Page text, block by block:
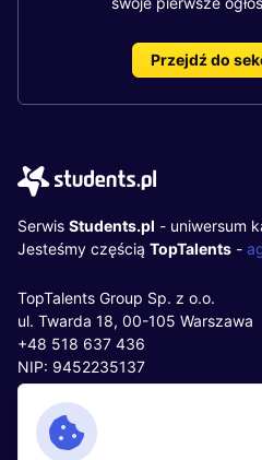
Przejdź do
Serwis Students.pl - uniwersum
Jesteśmy częścią TopTalents -
TopTalents Group Sp. z o.o.
ul. Twarda 18, 00-105 Warszawa
+48 518 637 436
NIP: 9452235137
Kontakt